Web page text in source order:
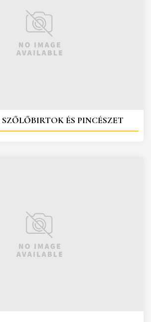
ÉS PINCÉSZET